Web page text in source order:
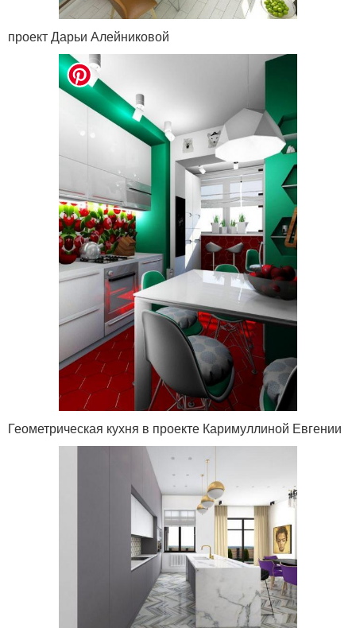
проект Дарьи Алейниковой
Геометрическая кухня в проекте Каримуллиной Евгении